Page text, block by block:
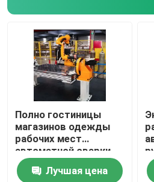
Дом
Продукты
Видео
Полно гостиницы
магазинов одежды
рабочих мест
автоматной сварки
робототехнические
Лучшая цена